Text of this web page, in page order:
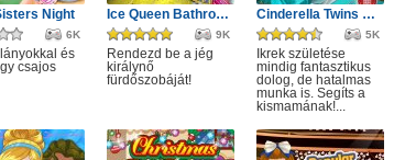
Night
6K
és
csajos
Ice Queen Bathroom Deco
9K
Rendezd be a jég
királynő
fürdőszobáját!
Cinderella Twins Birth
5K
Ikrek születése
mindig fantasztikus
dolog, de hatalmas
munka is. Segíts a
kismamának!...